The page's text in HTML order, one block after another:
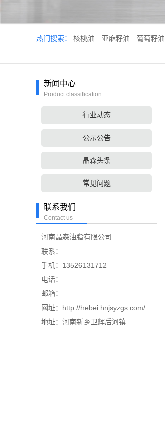
热门搜索： 核桃油 亚麻籽油 葡萄籽油
新闻中心
Product classification
行业动态
公示公告
晶森头条
常见问题
联系我们
Contact us
河南晶森油脂有限公司
联系：
手机：13526131712
电话：
邮箱：
网址：http://hebei.hnjsyzgs.com/
地址：河南新乡卫辉后河镇